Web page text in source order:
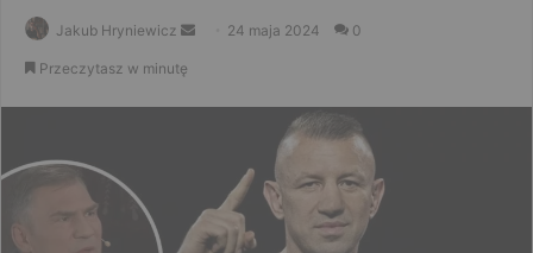
Jakub Hryniewicz
Send 24 maja 2024 0
Przeczytasz w minutę